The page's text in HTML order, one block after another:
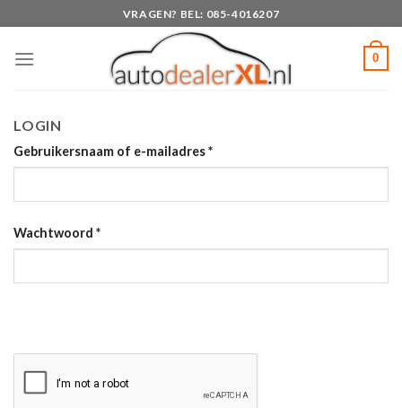
to
content
VRAGEN? BEL: 085-4016207
0
LOGIN
Gebruikersnaam of e-mailadres*
Wachtwoord *